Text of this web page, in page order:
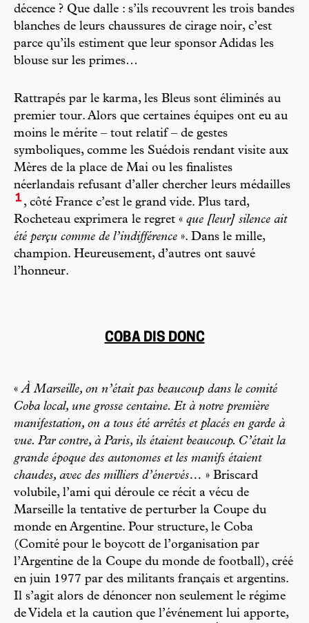
décence ? Que dalle : s’ils recouvrent les trois bandes
blanches de leurs chaussures de cirage noir, c’est
parce qu’ils estiment que leur sponsor Adidas les
blouse sur les primes…
Rattrapés par le karma, les Bleus sont éliminés au
premier tour. Alors que certaines équipes ont eu au
moins le mérite – tout relatif – de gestes
symboliques, comme les Suédois rendant visite aux
Mères de la place de Mai ou les finalistes
néerlandais refusant d’aller chercher leurs médailles
1 , côté France c’est le grand vide. Plus tard,
Rocheteau exprimera le regret « que [leur] silence ait
été perçu comme de l’indifférence ». Dans le mille,
champion. Heureusement, d’autres ont sauvé
l’honneur.
COBA DIS DONC
«À Marseille, on n’était pas beaucoup dans le comité
Coba local, une grosse centaine. Et à notre première
manifestation, on a tous été arrêtés et placés en garde à
vue. Par contre, à Paris, ils étaient beaucoup. C’était la
grande époque des autonomes et les manifs étaient
chaudes, avec des milliers d’énervés… » Briscard
volubile, l’ami qui déroule ce récit a vécu de
Marseille la tentative de perturber la Coupe du
monde en Argentine. Pour structure, le Coba
(Comité pour le boycott de l’organisation par
l’Argentine de la Coupe du monde de football), créé
en juin 1977 par des militants français et argentins.
Il s’agit alors de dénoncer non seulement le régime
de Videla et la caution que l’événement lui apporte,